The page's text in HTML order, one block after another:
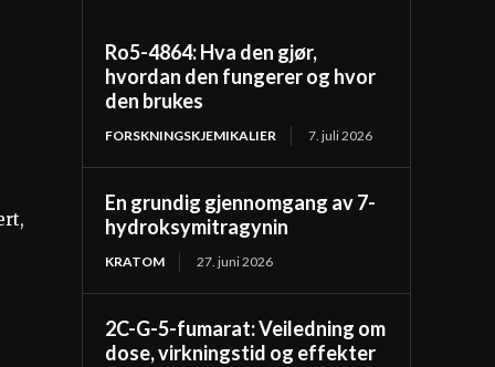
Ro5-4864: Hva den gjør,
hvordan den fungerer og hvor
den brukes
FORSKNINGSKJEMIKALIER 7. juli 2026
En grundig gjennomgang av 7-
hydroksymitragynin
KRATOM 27. juni 2026
2C-G-5-fumarat: Veiledning om
dose, virkningstid og effekter